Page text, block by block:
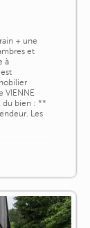
+ une
et
à
VIENNE
du bien : **
Les